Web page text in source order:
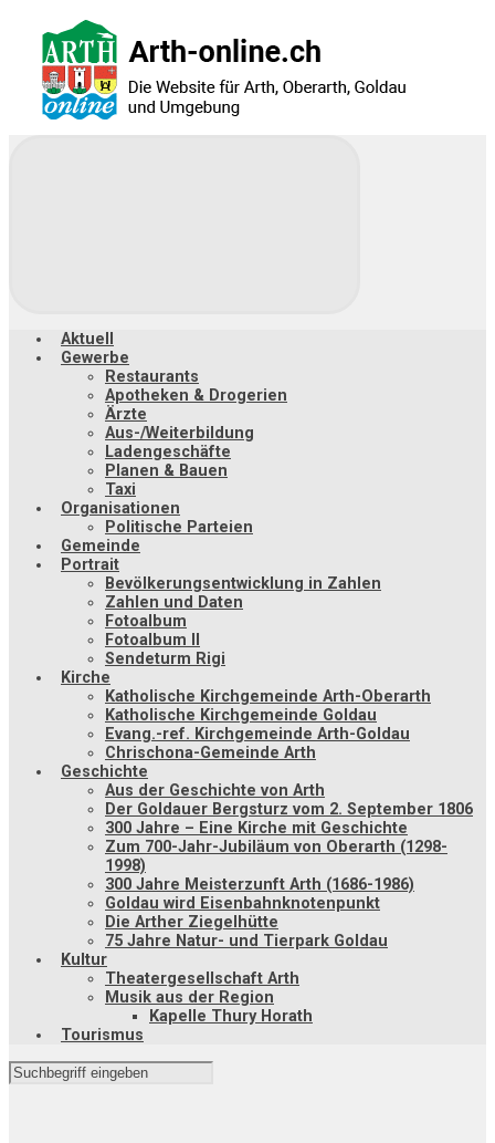
Hauptinhalt
springen
Aktuell
Gewerbe
Restaurants
Apotheken & Drogerien
Ärzte
Aus-/Weiterbildung
Ladengeschäfte
Planen & Bauen
Taxi
Organisationen
Politische Parteien
Gemeinde
Portrait
Bevölkerungsentwicklung in Zahlen
Zahlen und Daten
Fotoalbum
Fotoalbum II
Sendeturm Rigi
Kirche
Katholische Kirchgemeinde Arth-Oberarth
Katholische Kirchgemeinde Goldau
Evang.-ref. Kirchgemeinde Arth-Goldau
Chrischona-Gemeinde Arth
Geschichte
Aus der Geschichte von Arth
Der Goldauer Bergsturz vom 2. September 1806
300 Jahre – Eine Kirche mit Geschichte
Zum 700-Jahr-Jubiläum von Oberarth (1298-
1998)
300 Jahre Meisterzunft Arth (1686-1986)
Goldau wird Eisenbahnknotenpunkt
Die Arther Ziegelhütte
75 Jahre Natur- und Tierpark Goldau
Kultur
Theatergesellschaft Arth
Musik aus der Region
Kapelle Thury Horath
Tourismus